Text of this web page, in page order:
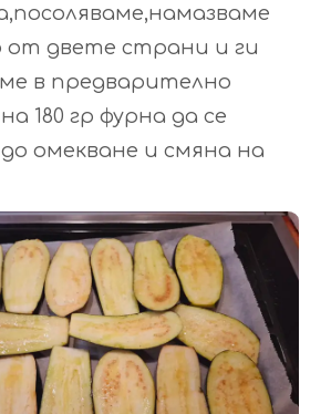
от двете страни и ги
в предварително
180 гр фурна да се
омекване и смяна на